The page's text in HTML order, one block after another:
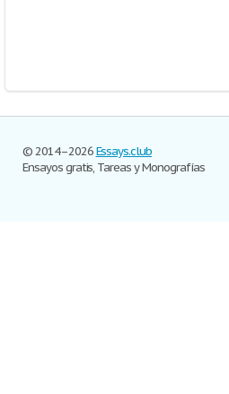
© 2014–2026Essays.club
Ensayos gratis, Tareas y Monografías